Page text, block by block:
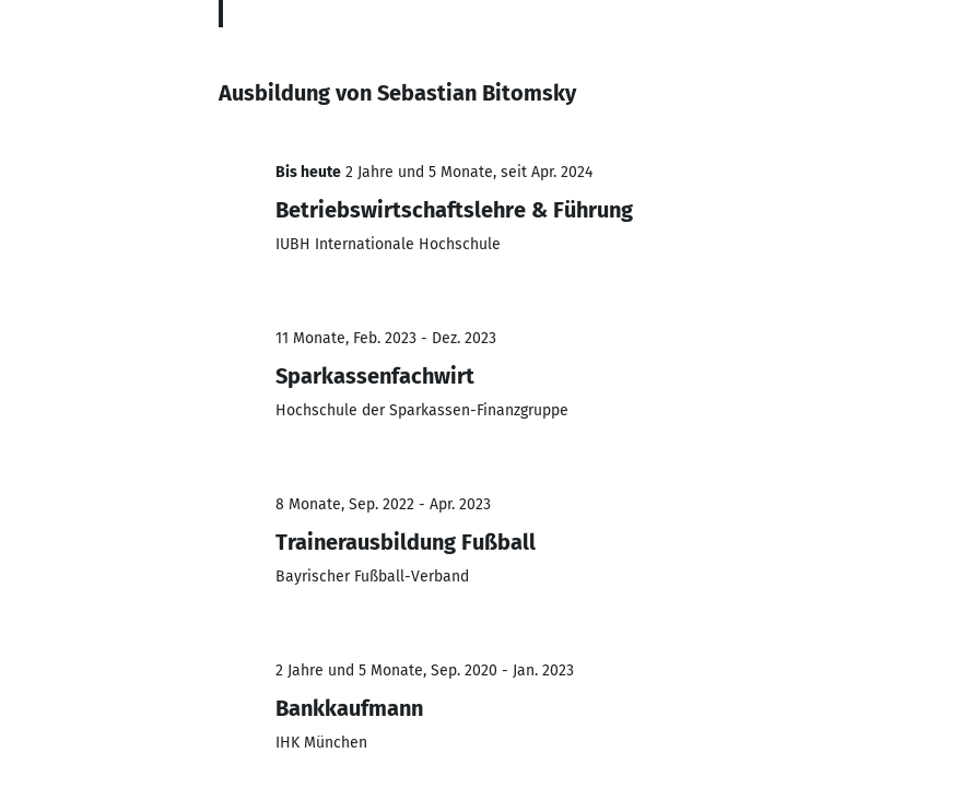
Ausbildung von Sebastian Bitomsky
Bis heute 2 Jahre und 5 Monate, seit Apr. 2024
Betriebswirtschaftslehre & Führung
IUBH Internationale Hochschule
11 Monate, Feb. 2023 - Dez. 2023
Sparkassenfachwirt
Hochschule der Sparkassen-Finanzgruppe
8 Monate, Sep. 2022 - Apr. 2023
Trainerausbildung Fußball
Bayrischer Fußball-Verband
2 Jahre und 5 Monate, Sep. 2020 - Jan. 2023
Bankkaufmann
IHK München